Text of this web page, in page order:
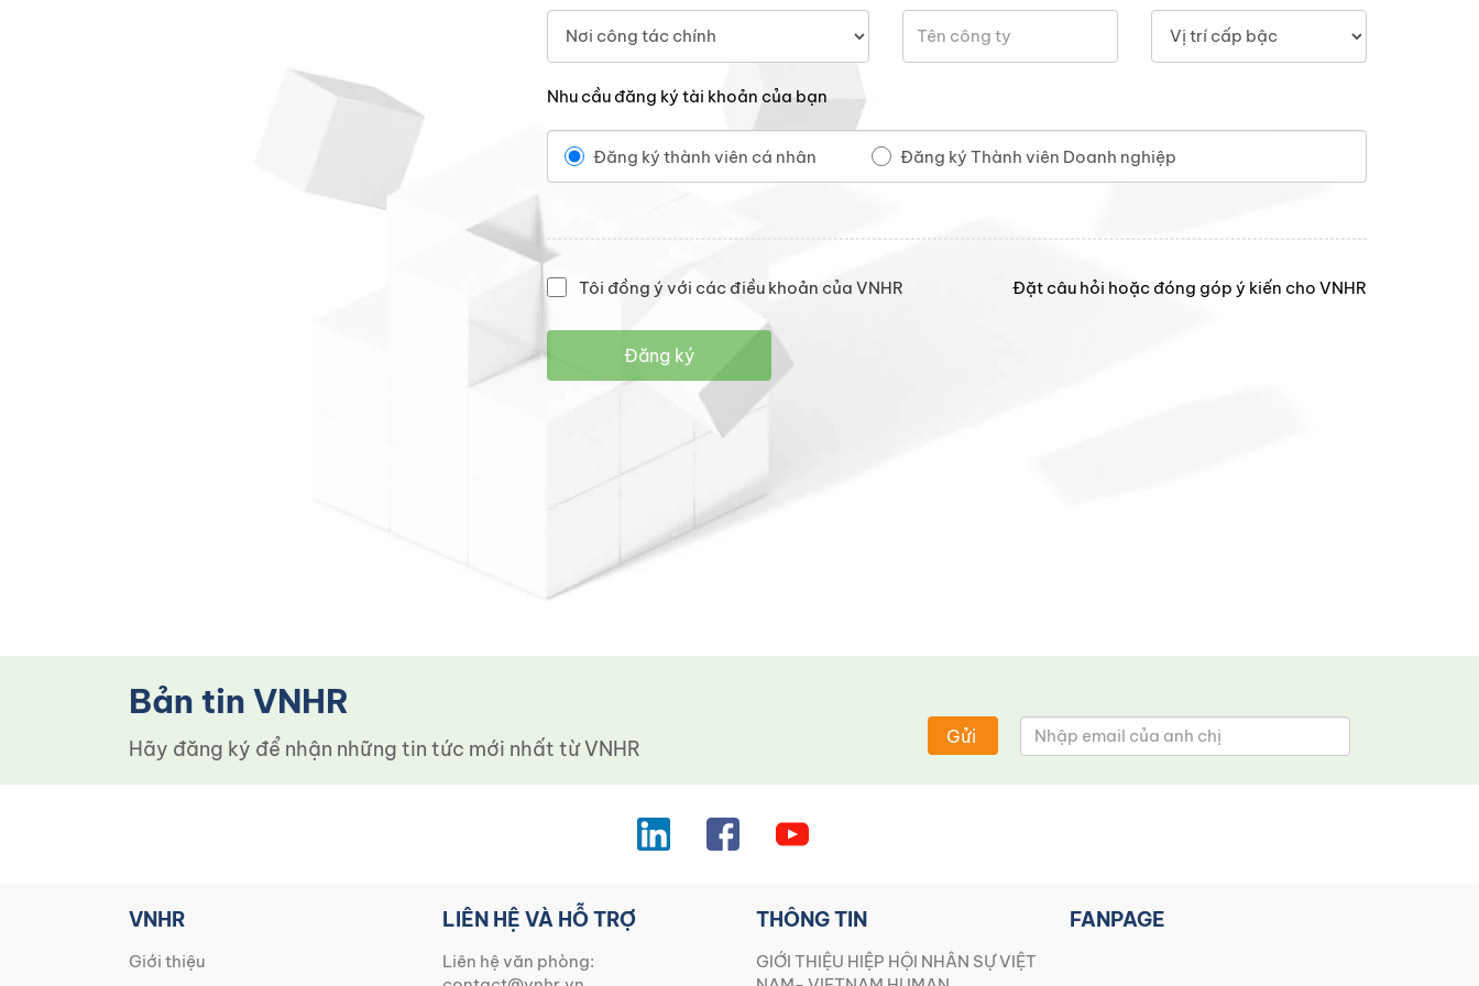
Nhu cầu đăng ký tài khoản của bạn
Đăng ký thành viên cá nhân Đăng ký Thành viên Doanh nghiệp
Tôi đồng ý với các điều khoản của VNHR Đặt câu hỏi hoặc đóng góp ý kiến cho VNHR
Đăng ký
Bản tin VNHR
Hãy đăng ký để nhận những tin tức mới nhất từ ​​VNHR Gửi
VNHR
Giới thiệu
LIÊN HỆ VÀ HỖ TRỢ
Liên hệ văn phòng:
THÔNG TIN
GIỚI THIỆU HIỆP HỘI NHÂN SỰ VIỆT
FANPAGE